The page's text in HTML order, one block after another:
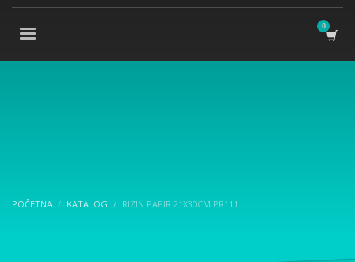
POČETNA KATALOG RIZIN PAPIR 21X30CM PR111